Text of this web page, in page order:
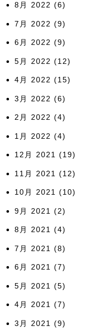
8月 2022 (6)
7月 2022 (9)
6月 2022 (9)
5月 2022 (12)
4月 2022 (15)
3月 2022 (6)
2月 2022 (4)
1月 2022 (4)
12月 2021 (19)
11月 2021 (12)
10月 2021 (10)
9月 2021 (2)
8月 2021 (4)
7月 2021 (8)
6月 2021 (7)
5月 2021 (5)
4月 2021 (7)
3月 2021 (9)